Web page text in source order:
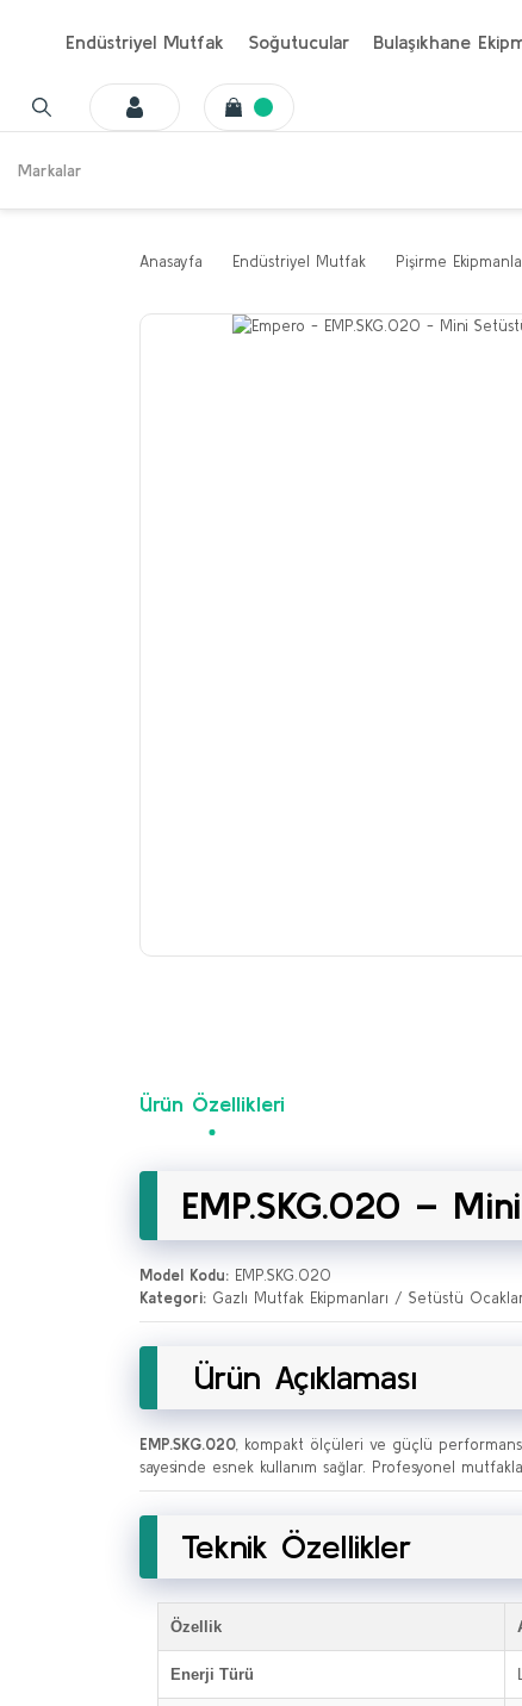
Endüstriyel Mutfak Soğutucular Bulaşıkhane
Markalar
Anasayfa Endüstriyel Mutfak Pişirme
Ürün Özellikleri
EMP.SKG.020 –
Model Kodu: EMP.SKG.020
Kategori: Gazlı Mutfak Ekipmanları / Setüstü
Ürün Açıklaması
EMP.SKG.020, kompakt ölçüleri ve güçlü
sayesinde esnek kullanım sağlar. Profesyonel
Teknik Özellikler
Özellik
Enerji Türü